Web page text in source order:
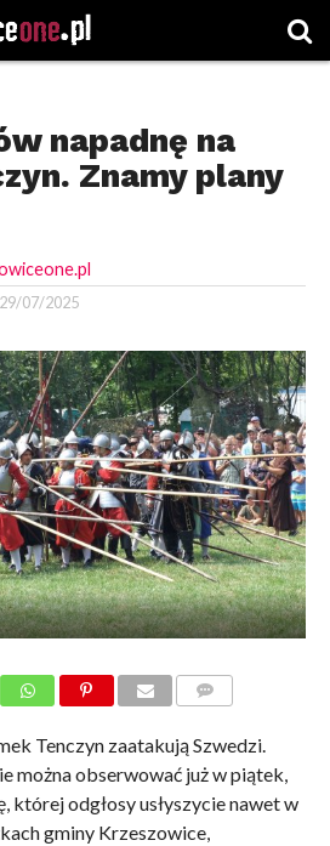
napadnę na
Znamy plany
29/07/2025
Tenczyn zaatakują Szwedzi.
można obserwować już w piątek,
której odgłosy usłyszycie nawet w
gminy Krzeszowice,